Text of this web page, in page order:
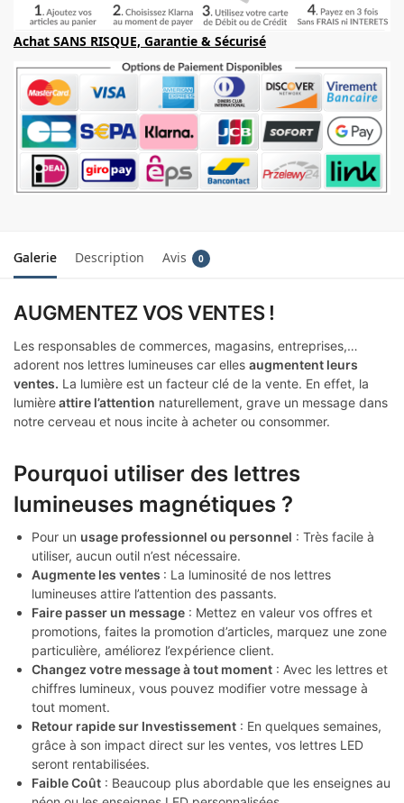
Achat SANS RISQUE, Garantie & Sécurisé
Galerie Description Avis 0
AUGMENTEZ VOS VENTES !
Les responsables de commerces, magasins, entreprises,…
adorent nos lettres lumineuses car elles augmentent leurs
ventes. La lumière est un facteur clé de la vente. En effet, la
lumièreattire l’attention naturellement, grave un message dans
notre cerveau et nous incite à acheter ou consommer.
Pourquoi utiliser des lettres
lumineuses magnétiques ?
Pour un usage professionnel ou personnel : Très facile à
utiliser, aucun outil n’est nécessaire.
Augmente les ventes : La luminosité de nos lettres
lumineuses attire l’attention des passants.
Faire passer un message : Mettez en valeur vos offres et
promotions, faites la promotion d’articles, marquez une zone
particulière, améliorez l’expérience client.
Changez votre message à tout moment : Avec les lettres et
chiffres lumineux, vous pouvez modifier votre message à
tout moment.
Retour rapide sur Investissement : En quelques semaines,
grâce à son impact direct sur les ventes, vos lettres LED
seront rentabilisées.
Faible Coût : Beaucoup plus abordable que les enseignes au